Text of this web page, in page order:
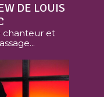
DE LOUIS
chanteur et